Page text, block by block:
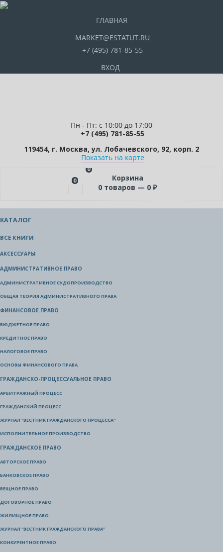
ГЛАВНАЯ
MARKET@ESTATUT.RU
+7 (495) 781-85-55
ВХОД
Пн - Пт: с 10:00 до 17:00
+7 (495) 781-85-55
119454, г. Москва, ул. Лобачевского, 92, корп. 2
Показать на карте
0
0
Корзина
0 товаров — 0 ₽
КАТАЛОГ
ВСЕ КНИГИ
АКСЕССУАРЫ
АДМИНИСТРАТИВНОЕ ПРАВО
АДМИНИСТРАТИВНОЕ СУДОПРОИЗВОДСТВО
ОБЩАЯ ТЕОРИЯ АДМИНИСТРАТИВНОГО ПРАВА
ФИНАНСОВОЕ ПРАВО
БЮДЖЕТНОЕ ПРАВО
КРЕДИТНОЕ ПРАВО
НАЛОГОВОЕ ПРАВО
ОСНОВЫ ФИНАНСОВОГО ПРАВА
ГРАЖДАНСКО-ПРОЦЕССУАЛЬНОЕ ПРАВО
АРБИТРАЖНЫЙ ПРОЦЕСС
ГРАЖДАНСКИЙ ПРОЦЕСС
ЖУРНАЛ "ВЕСТНИК ГРАЖДАНСКОГО ПРОЦЕССА"
ИСПОЛНИТЕЛЬНОЕ ПРОИЗВОДСТВО
ГРАЖДАНСКОЕ ПРАВО
АВТОРСКОЕ ПРАВО
БАНКОВСКОЕ ПРАВО
ВЕЩНОЕ ПРАВО
ДОГОВОРНОЕ ПРАВО
ЖИЛИЩНОЕ ПРАВО
ЖУРНАЛ "ВЕСТНИК ГРАЖДАНСКОГО ПРАВА"
КОНКУРЕНТНОЕ ПРАВО